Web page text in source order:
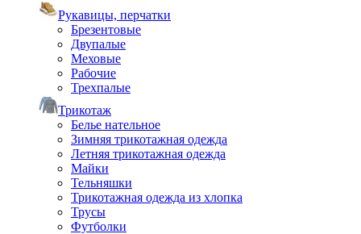
Рукавицы, перчатки
Брезентовые
Двупалые
Меховые
Рабочие
Трехпалые
Трикотаж
Белье нательное
Зимняя трикотажная одежда
Летняя трикотажная одежда
Майки
Тельняшки
Трикотажная одежда из хлопка
Трусы
Футболки